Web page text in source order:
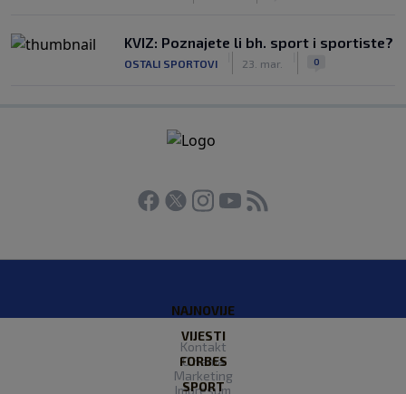
KVIZ: Poznajete li bh. sport i sportiste?
OSTALI SPORTOVI 23. mar. 0
NAJNOVIJE
VIJESTI
FORBES
SPORT
Kontakt
O nama
Marketing
Impresum